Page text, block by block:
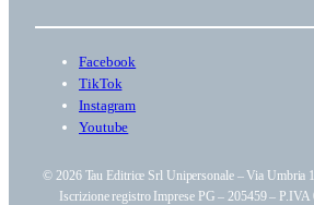
Facebook
TikTok
Instagram
Youtube
© 2026 Tau Editrice Srl Unipersonale – Via Umbria
Iscrizione registro Imprese PG – 205459 –